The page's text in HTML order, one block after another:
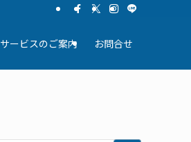
サービスのご案内 お問合せ